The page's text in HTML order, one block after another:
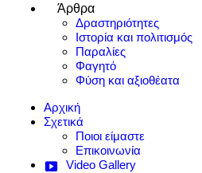
Άρθρα
Δραστηριότητες
Ιστορία και πολιτισμός
Παραλίες
Φαγητό
Φύση και αξιοθέατα
Αρχική
Σχετικά
Ποιοι είμαστε
Επικοινωνία
Video Gallery